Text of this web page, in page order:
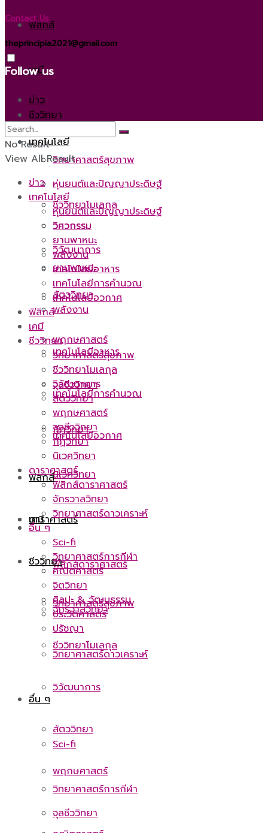
ฟิสิกส์
เคมี
ชีววิทยา
วิทยาศาสตร์สุขภาพ
ชีววิทยาโมเลกุล
วิวัฒนาการ
สัตววิทยา
พฤกษศาสตร์
จุลชีววิทยา
กีฏวิทยา
นิเวศวิทยา
ดาราศาสตร์
ฟิสิกส์ดาราศาสตร์
จักรวาลวิทยา
วิทยาศาสตร์ดาวเคราะห์
อื่น ๆ
Sci-fi
วิทยาศาสตร์การกีฬา
ข่าว
เทคโนโลยี
หุ่นยนต์และปัญญาประดิษฐ์
วิศวกรรม
ยานพาหนะ
พลังงาน
เทคโนโลยีอาหาร
เทคโนโลยีการคำนวณ
เทคโนโลยีอวกาศ
ฟิสิกส์
เคมี
ชีววิทยา
วิทยาศาสตร์สุขภาพ
ชีววิทยาโมเลกุล
วิวัฒนาการ
สัตววิทยา
พฤกษศาสตร์
จุลชีววิทยา
Contact Us
theprincipia2021@gmail.com
Follow us
No Result
View All Result
ข่าว
เทคโนโลยี
หุ่นยนต์และปัญญาประดิษฐ์
วิศวกรรม
ยานพาหนะ
พลังงาน
เทคโนโลยีอาหาร
เทคโนโลยีการคำนวณ
เทคโนโลยีอวกาศ
ฟิสิกส์
เคมี
ชีววิทยา
วิทยาศาสตร์สุขภาพ
ชีววิทยาโมเลกุล
วิวัฒนาการ
สัตววิทยา
พฤกษศาสตร์
จุลชีววิทยา
กีฏวิทยา
นิเวศวิทยา
ดาราศาสตร์
ฟิสิกส์ดาราศาสตร์
จักรวาลวิทยา
วิทยาศาสตร์ดาวเคราะห์
อื่น ๆ
Sci-fi
วิทยาศาสตร์การกีฬา
คณิตศาสตร์
จิตวิทยา
ศิลปะ & วัฒนธรรม
ประวัติศาสตร์
ปรัชญา